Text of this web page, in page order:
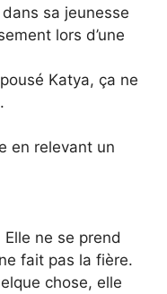
sa jeunesse
lors d’une
Katya, ça ne
en relevant un
ne se prend
fait pas la fière.
chose, elle